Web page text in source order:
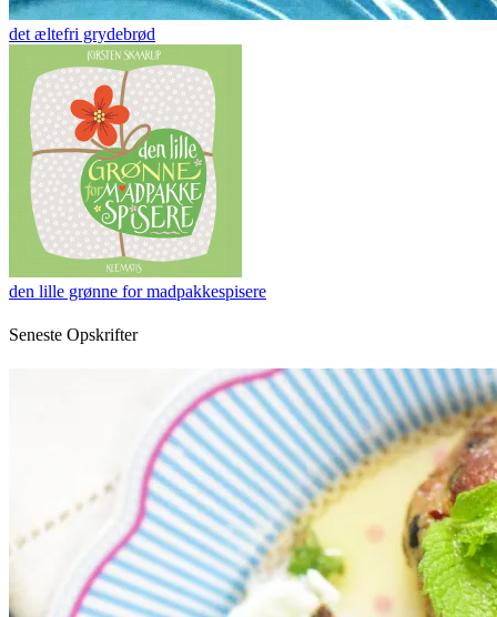
det æltefri grydebrød
den lille grønne for madpakkespisere
Seneste Opskrifter